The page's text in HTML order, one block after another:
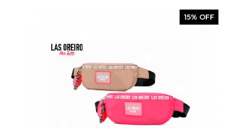
15% OFF